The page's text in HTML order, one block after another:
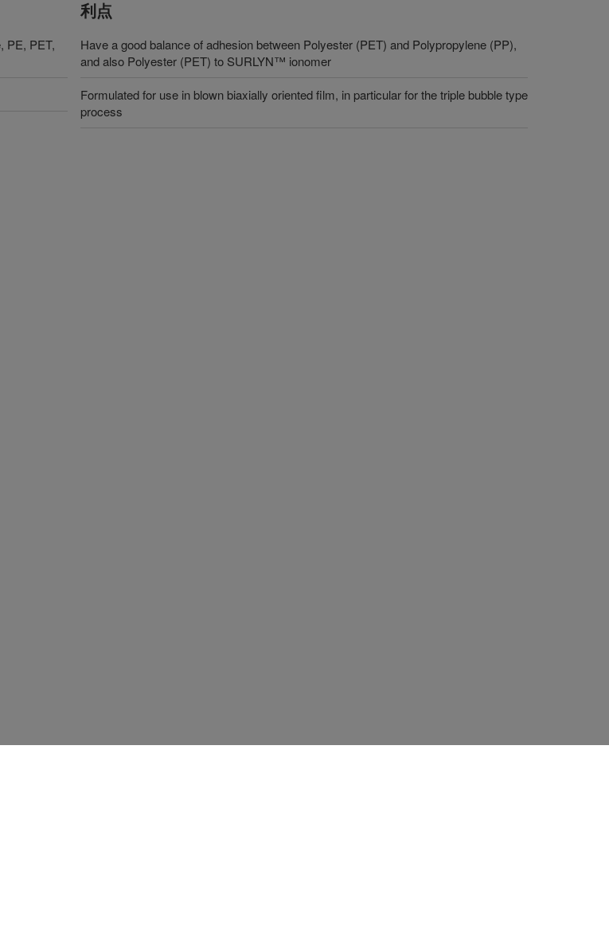
PE, PET,
利点
Have a good balance of adhesion between Polyester (PET) and Polypropylene (PP),
and also Polyester (PET) to SURLYN™ ionomer
Formulated for use in blown biaxially oriented film, in particular for the triple bubble type
process